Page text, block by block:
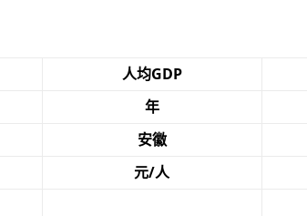
人均GDP
年
安徽
元/人